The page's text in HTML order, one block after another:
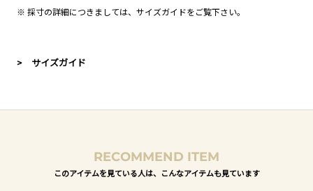
※ 採寸の詳細につきましては、 サイズガイドをご覧下さい。
> サイズガイド
RECOMMEND ITEM
このアイテムを見ている人は、こんなアイテムも見ています